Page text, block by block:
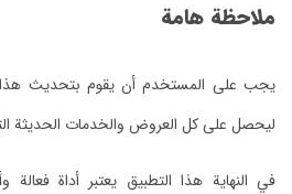
ملاحظة هامة
يجب على المستخدم أن يقوم بتحديث
ليحصل على كل العروض والخدمات الحديثة
في النهاية هذا التطبيق يعتبر أداة